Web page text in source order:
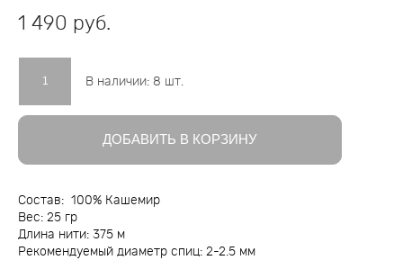
1 490 pуб.
В наличии: 8 шт.
ДОБАВИТЬ В КОРЗИНУ
Состав: 100% Кашемир
Вес: 25 гр
Длина нити: 375 м
Рекомендуемый диаметр спиц: 2-2.5 мм